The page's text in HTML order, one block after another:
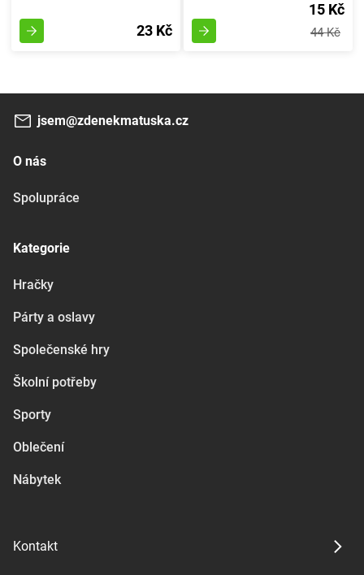
23 Kč
15 Kč
44 Kč
jsem@zdenekmatuska.cz
O nás
Spolupráce
Kategorie
Hračky
Párty a oslavy
Společenské hry
Školní potřeby
Sporty
Oblečení
Nábytek
Kontakt